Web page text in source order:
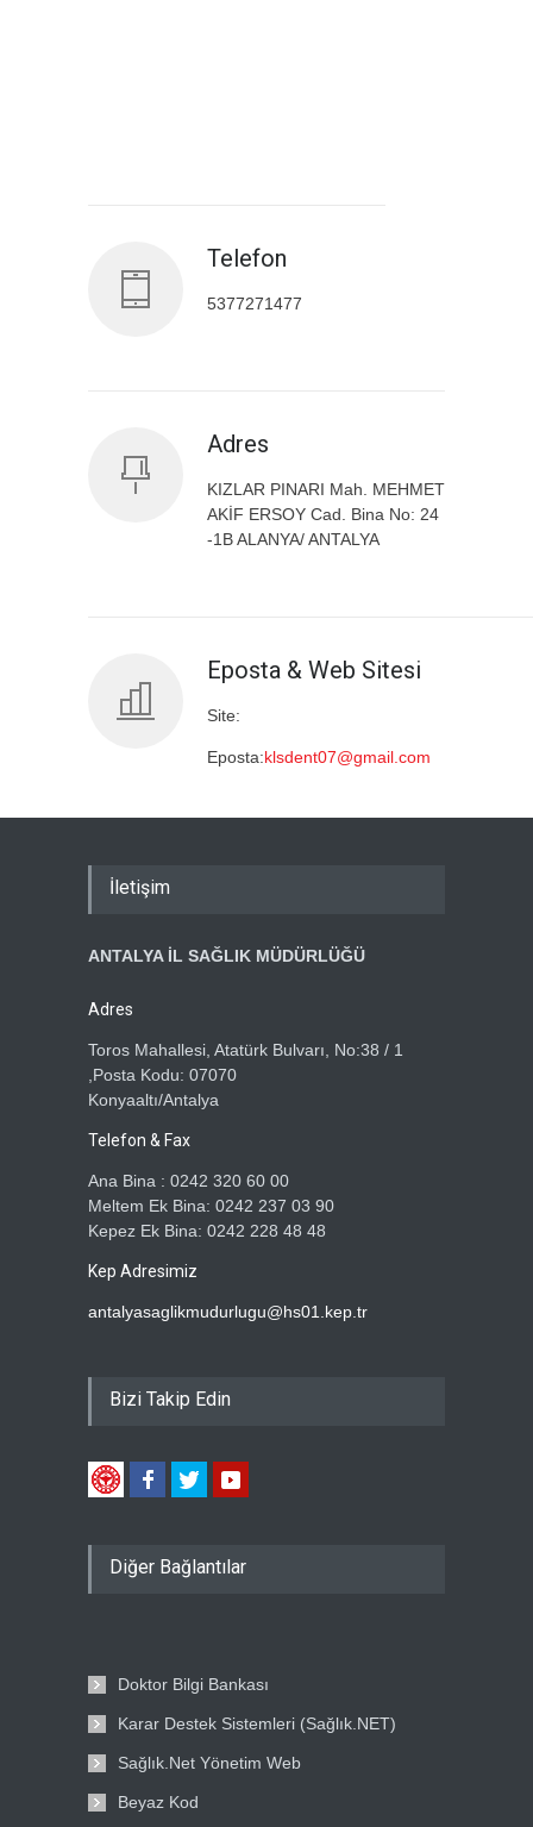
Telefon
5377271477
Adres
KIZLAR PINARI Mah. MEHMET
AKİF ERSOY Cad. Bina No: 24
-1B ALANYA/ ANTALYA
Eposta & Web Sitesi
Site:
Eposta:klsdent07@gmail.com
İletişim
ANTALYA İL SAĞLIK MÜDÜRLÜĞÜ
Adres
Toros Mahallesi, Atatürk Bulvarı, No:38 / 1
,Posta Kodu: 07070
Konyaaltı/Antalya
Telefon & Fax
Ana Bina : 0242 320 60 00
Meltem Ek Bina: 0242 237 03 90
Kepez Ek Bina: 0242 228 48 48
Kep Adresimiz
antalyasaglikmudurlugu@hs01.kep.tr
Bizi Takip Edin
Diğer Bağlantılar
Doktor Bilgi Bankası
Karar Destek Sistemleri (Sağlık.NET)
Sağlık.Net Yönetim Web
Beyaz Kod